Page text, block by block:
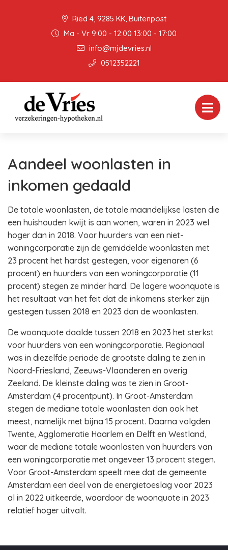
Ried 4, 9285 KK, Buitenpost
Ma - Vr 9:00 - 12:00 13:00 - 17:00
info@mjdevries.nl
0512352221
Aandeel woonlasten in
inkomen gedaald
De totale woonlasten, de totale maandelijkse lasten die
een huishouden kwijt is aan wonen, waren in 2023 wel
hoger dan in 2018. Voor huurders van een niet-
woningcorporatie zijn de gemiddelde woonlasten met
23 procent het hardst gestegen, voor eigenaren (6
procent) en huurders van een woningcorporatie (11
procent) stegen ze minder hard. De lagere woonquote is
het resultaat van het feit dat de inkomens sterker zijn
gestegen tussen 2018 en 2023 dan de woonlasten.
De woonquote daalde tussen 2018 en 2023 het sterkst
voor huurders van een woningcorporatie. Regionaal
was in diezelfde periode de grootste daling te zien in
Noord-Friesland, Zeeuws-Vlaanderen en overig
Zeeland. De kleinste daling was te zien in Groot-
Amsterdam (4 procentpunt). In Groot-Amsterdam
stegen de mediane totale woonlasten dan ook het
meest, namelijk met bijna 15 procent. Daarna volgden
Twente, Agglomeratie Haarlem en Delft en Westland,
waar de mediane totale woonlasten van huurders van
een woningcorporatie met ongeveer 13 procent stegen.
Voor Groot-Amsterdam speelt mee dat de gemeente
Amsterdam een deel van de energietoeslag voor 2023
al in 2022 uitkeerde, waardoor de woonquote in 2023
relatief hoger uitvalt.